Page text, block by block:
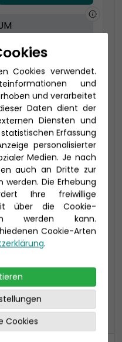
ca. 3 - 6 qm (bis
Preis 15.850 €
Cookies verwendet.
und
und verarbeitet
Daten dient der
Diensten und
Erfassung
personalisierter
Medien. Je nach
auch an Dritte zur
Die Erhebung
Ihre freiwillige
über die Cookie-
werden kann.
Cookie-Arten
.
Cookies